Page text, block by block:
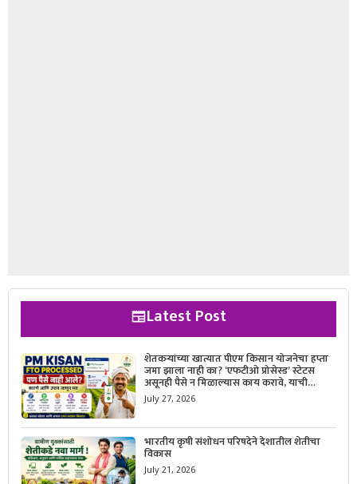
Latest Post
शेतकऱ्यांच्या खात्यात पीएम किसान योजनेचा हप्ता
जमा झाला नाही का? ‘एफटीओ प्रोसेस्ड’ स्टेटस
असूनही पैसे न मिळाल्यास काय करावे, याची
सविस्तर माहिती जाणून घ्या.
July 27, 2026
भारतीय कृषी संशोधन परिषदेने देशातील शेतीचा
विकास
July 21, 2026